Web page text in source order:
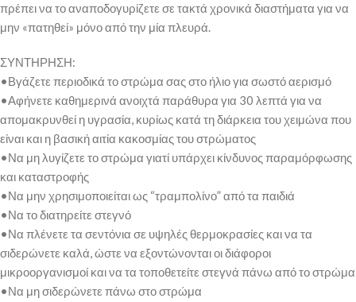
πρέπει να το αναποδογυρίζετε σε τακτά χρονικά διαστήματα για να
μην «πατηθεί» μόνο από την μία πλευρά.
ΣΥΝΤΗΡΗΣΗ:
•Βγάζετε περιοδικά το στρώμα σας στο ήλιο για σωστό αερισμό
•Αφήνετε καθημερινά ανοιχτά παράθυρα για 30 λεπτά για να
απομακρυνθεί η υγρασία, κυρίως κατά τη διάρκεια του χειμώνα που
είναι και η βασική αιτία κακοσμίας του στρώματος
•Να μη λυγίζετε το στρώμα γιατί υπάρχει κίνδυνος παραμόρφωσης
και καταστροφής
•Να μην χρησιμοποιείται ως “τραμπολίνο” από τα παιδιά
•Να το διατηρείτε στεγνό
•Να πλένετε τα σεντόνια σε υψηλές θερμοκρασίες και να τα
σιδερώνετε καλά, ώστε να εξοντώνονται οι διάφοροι
μικροοργανισμοί και να τα τοποθετείτε στεγνά πάνω από το στρώμα
•Να μη σιδερώνετε πάνω στο στρώμα